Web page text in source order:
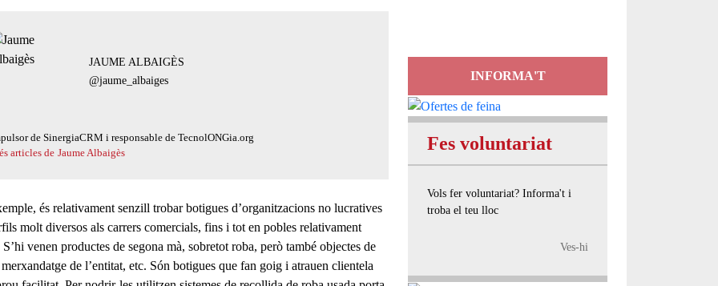
JAUME ALBAIGÈS
@jaume_albaiges
de SinergiaCRM i responsable de TecnolONGia.org
articles de Jaume Albaigès
és relativament senzill trobar botigues d’organitzacions no lucratives
molt diversos als carrers comercials, fins i tot en pobles relativament
S’hi venen productes de segona mà, sobretot roba, però també objectes de
de l’entitat, etc. Són botigues que fan goig i atrauen clientela
INFORMA'T
Fes voluntariat
Vols fer voluntariat? Informa't i
troba el teu lloc
Ves-hi